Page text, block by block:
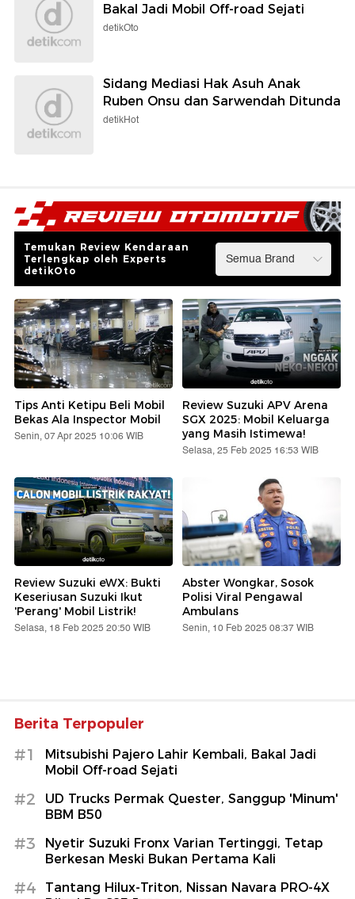
Bakal Jadi Mobil Off-road Sejati
detikOto
Sidang Mediasi Hak Asuh Anak
Ruben Onsu dan Sarwendah Ditunda
detikHot
Temukan Review Kendaraan
Terlengkap oleh Experts
detikOto
Tips Anti Ketipu Beli Mobil
Bekas Ala Inspector Mobil
Senin, 07 Apr 2025 10:06 WIB
Review Suzuki APV Arena
SGX 2025: Mobil Keluarga
yang Masih Istimewa!
Selasa, 25 Feb 2025 16:53 WIB
Review Suzuki eWX: Bukti
Keseriusan Suzuki Ikut
'Perang' Mobil Listrik!
Selasa, 18 Feb 2025 20:50 WIB
Abster Wongkar, Sosok
Polisi Viral Pengawal
Ambulans
Senin, 10 Feb 2025 08:37 WIB
Berita Terpopuler
#1
Mitsubishi Pajero Lahir Kembali, Bakal Jadi
Mobil Off-road Sejati
#2
UD Trucks Permak Quester, Sanggup 'Minum'
BBM B50
#3
Nyetir Suzuki Fronx Varian Tertinggi, Tetap
Berkesan Meski Bukan Pertama Kali
#4
Tantang Hilux-Triton, Nissan Navara PRO-4X